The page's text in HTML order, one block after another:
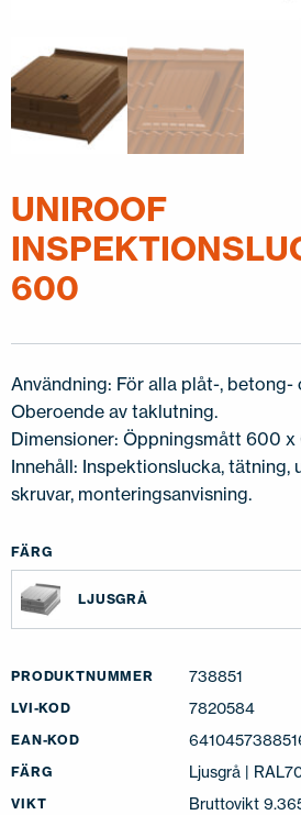
FI PL SV SV-FI
UNIROOF
600
Användning: För alla plåt-, betong-
Oberoende av taklutning.
Dimensioner: Öppningsmått 600 x
Innehåll: Inspektionslucka, tätning,
skruvar, monteringsanvisning.
FÄRG
LJUSGRÅ
PRODUKTNUMMER 738851
LVI-KOD 7820584
EAN-KOD
FÄRG Ljusgrå |
VIKT Bruttovikt